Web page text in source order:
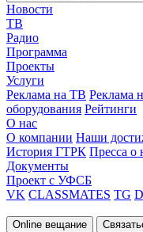
Новости
ТВ
Радио
Программа
Проекты
Услуги
Реклама на ТВ Реклама
оборудования Рейтинги
О нас
О компании Наши
История ГТРК Пресса о
Документы
Проект с УФСБ
VK CLASSMATES TG
Online вещание